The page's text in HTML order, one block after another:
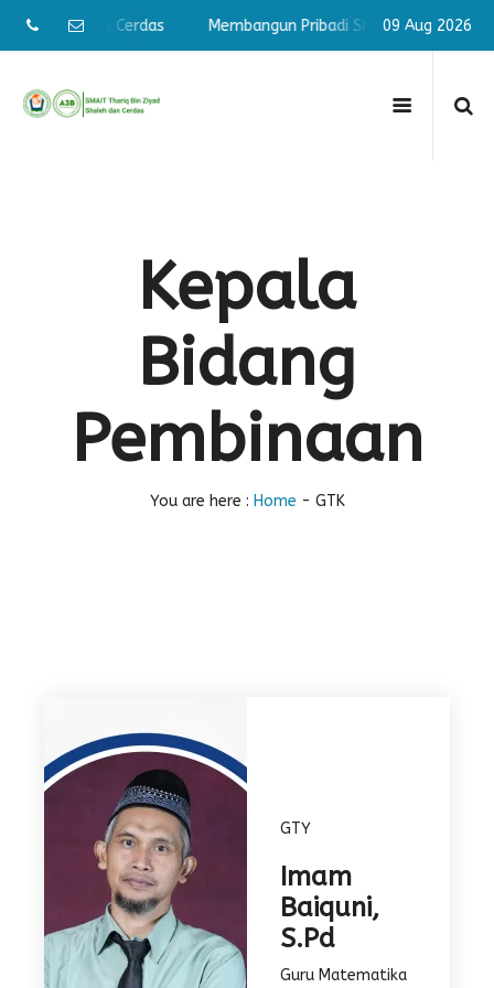
Shaleh & Cerdas Membangun Pribadi Shaleh & Cerdas
09 Aug 2026
Kepala
Bidang
Pembinaan
You are here : Home - GTK
GTY
Imam
Baiquni,
S.Pd
Guru Matematika